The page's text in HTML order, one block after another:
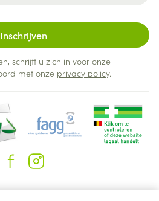
de ogen onmiddellijk
onmiddellijk een arts
of het etiket tonen.
huid of bekende
met voorzichtigheid te
niet met behandelde
na behandeling. Het wordt
in de avond te behandelen.
in hetzelfde bed slapen als
Inschrijven
schrijft u zich in voor onze
met onze privacy policy.